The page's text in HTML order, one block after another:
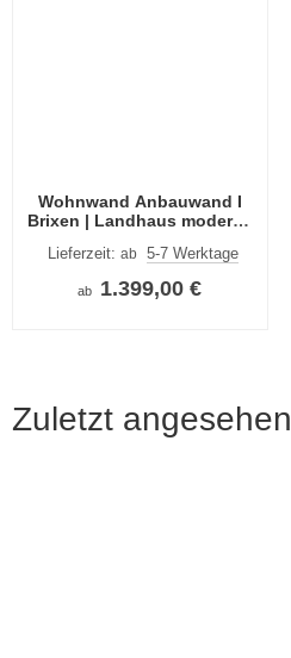
Wohnwand Anbauwand I
Brixen | Landhaus modern |
Oak | 4-teilig | LED
Beleuchtung
Lieferzeit: ab 5-7 Werktage
ab 1.399,00 €
Zuletzt angesehen